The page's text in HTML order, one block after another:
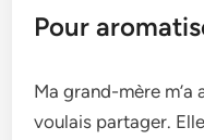
Pour
Ma grand-mère
voulais partager.